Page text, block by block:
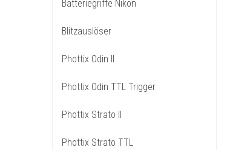
Batteriegriffe Nikon
Blitzauslöser
Phottix Odin II
Phottix Odin TTL Trigger
Phottix Strato II
Phottix Strato TTL